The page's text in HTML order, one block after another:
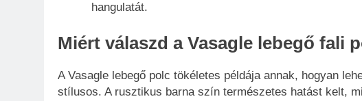
hangulatát.
Miért válaszd a Vasagle lebegő fali
A Vasagle lebegő polc tökéletes példája annak, hogyan
stílusos. A rusztikus barna szín természetes hatást kelt,